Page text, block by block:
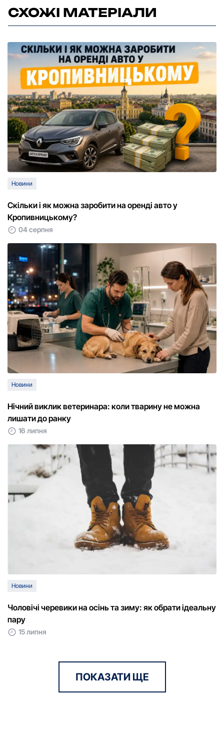
СХОЖІ МАТЕРІАЛИ
Новини
Скільки і як можна заробити на оренді авто у
Кропивницькому?
04 серпня
Новини
Нічний виклик ветеринара: коли тварину не можна
лишати до ранку
16 липня
Новини
Чоловічі черевики на осінь та зиму: як обрати ідеальну
пару
15 липня
ПОКАЗАТИ ЩЕ